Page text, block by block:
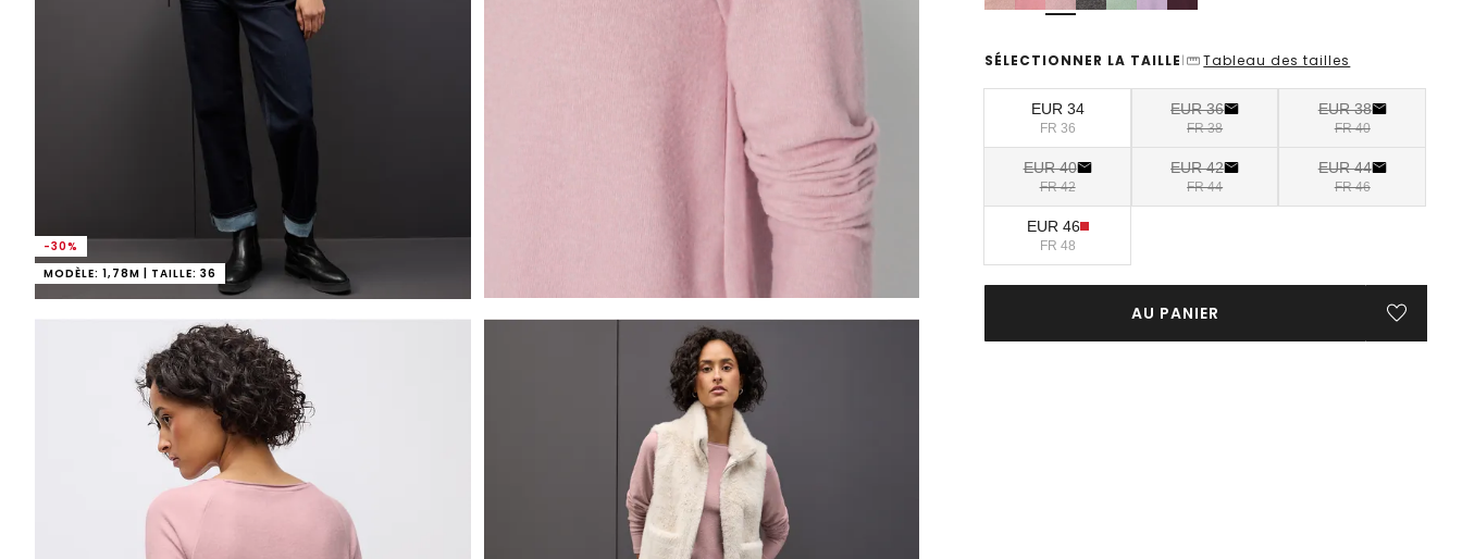
-30%
MODÈLE: 1,78M | TAILLE: 36
SÉLECTIONNER LA TAILLE | Tableau des tailles
EUR 34
FR 36
EUR 36
FR 38
EUR 38
FR 40
EUR 40
FR 42
EUR 42
FR 44
EUR 44
FR 46
EUR 46
FR 48
AU PANIER